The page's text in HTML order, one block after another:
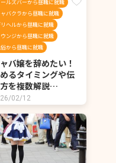
ルズバーから昼職に就職
ャバクラから昼職に就職
ヘルから昼職に就職
ウンジから昼職に就職
から昼職に就職
バ嬢を辞めたい！
るタイミングや伝
を複数解説…
02/12